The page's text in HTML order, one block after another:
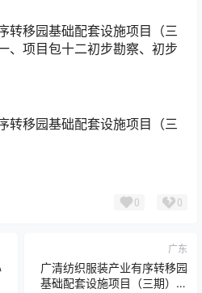
转移园基础配套设施项目（三
、项目包十二初步勘察、初步
转移园基础配套设施项目（三
0 0
广东
广清纺织服装产业有序转移园
基础配套设施项目（三期）项